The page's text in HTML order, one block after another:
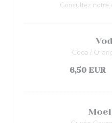
Consultez notre
Coca /
6,50 EUR